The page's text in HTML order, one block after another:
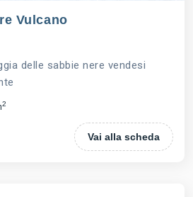
Vulcano
delle sabbie nere vendesi
2
Vai alla scheda